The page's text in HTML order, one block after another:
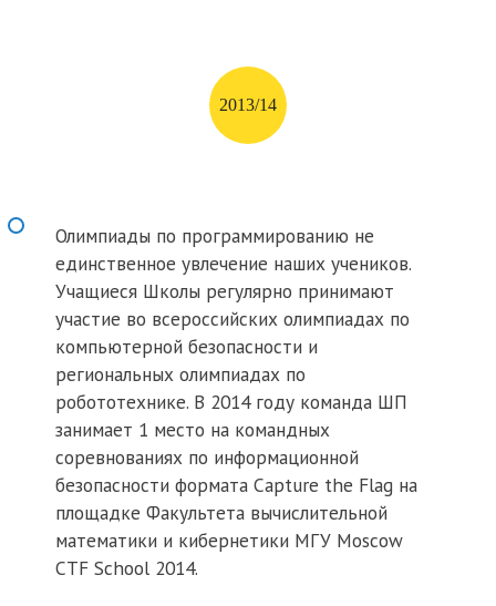
2013/14
Олимпиады по программированию не
единственное увлечение наших учеников.
Учащиеся Школы регулярно принимают
участие во всероссийских олимпиадах по
компьютерной безопасности и
региональных олимпиадах по
робототехнике. В 2014 году команда ШП
занимает 1 место на командных
соревнованиях по информационной
безопасности формата Capture the Flag на
площадке Факультета вычислительной
математики и кибернетики МГУ Moscow
CTF School 2014.